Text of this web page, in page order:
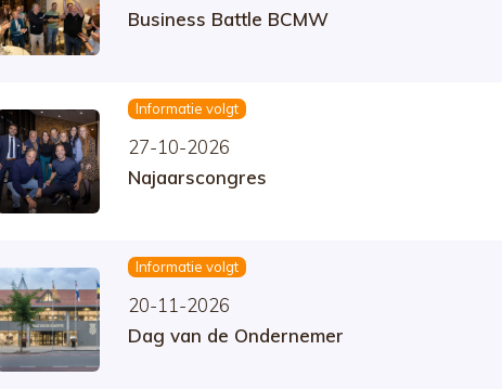
Business Battle BCMW
Informatie volgt
27-10-2026
Najaarscongres
Informatie volgt
20-11-2026
Dag van de Ondernemer